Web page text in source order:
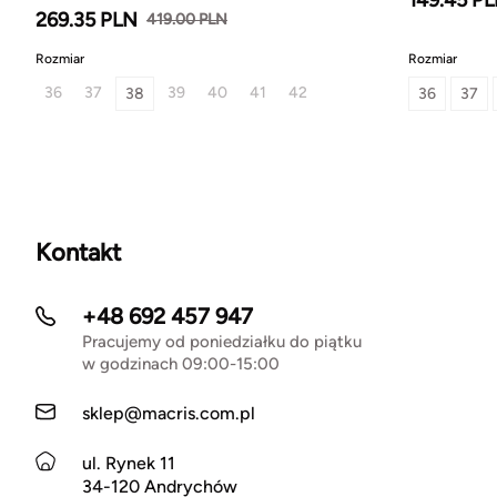
269.35 PLN 419.00 PLN
Rozmiar
36 37 38 39 40 41 42
Rozmiar
36 37
Kontakt
+48 692 457 947
Pracujemy od poniedziałku do piątku
w godzinach 09:00-15:00
sklep@macris.com.pl
ul. Rynek 11
34-120 Andrychów